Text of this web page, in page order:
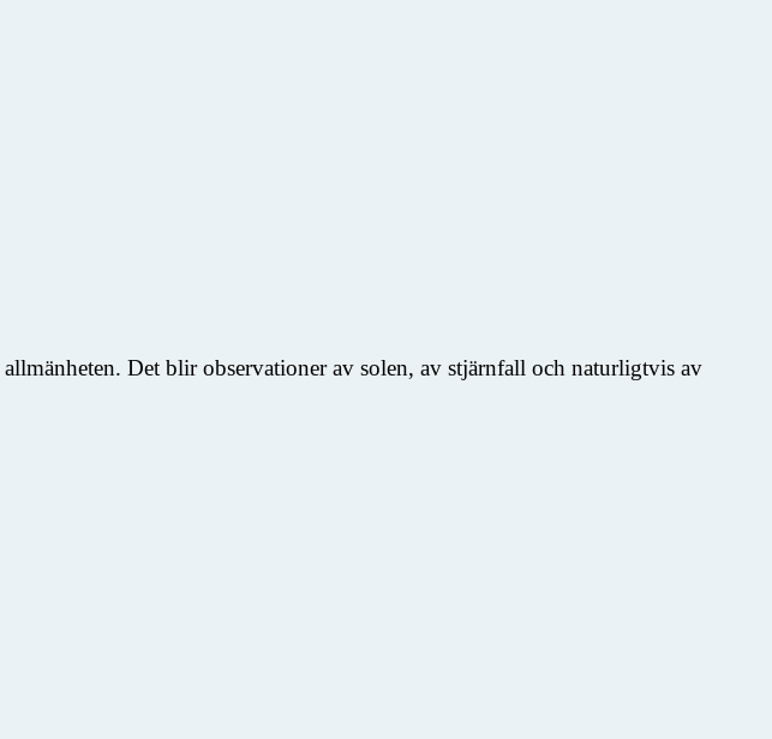
Det blir observationer av solen, av stjärnfall och naturligtvis av